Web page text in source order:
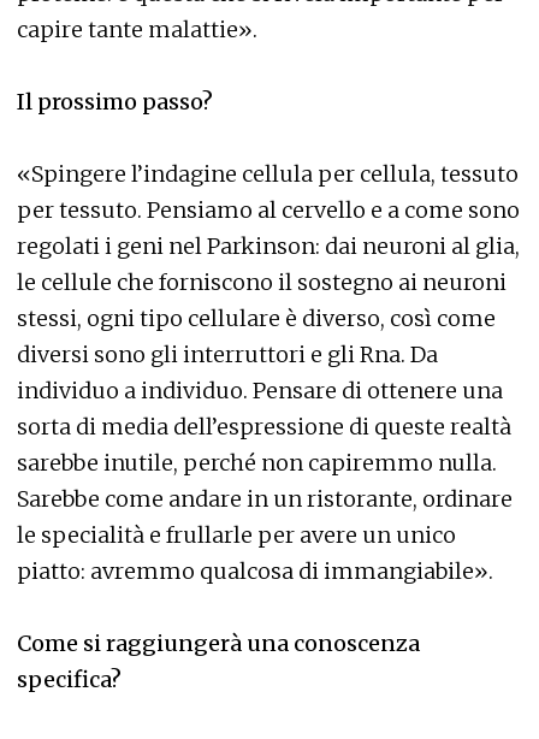
capire tante malattie».
Il prossimo passo?
«Spingere l’indagine cellula per cellula, tessuto
per tessuto. Pensiamo al cervello e a come sono
regolati i geni nel Parkinson: dai neuroni al glia,
le cellule che forniscono il sostegno ai neuroni
stessi, ogni tipo cellulare è diverso, così come
diversi sono gli interruttori e gli Rna. Da
individuo a individuo. Pensare di ottenere una
sorta di media dell’espressione di queste realtà
sarebbe inutile, perché non capiremmo nulla.
Sarebbe come andare in un ristorante, ordinare
le specialità e frullarle per avere un unico
piatto: avremmo qualcosa di immangiabile».
Come si raggiungerà una conoscenza
specifica?